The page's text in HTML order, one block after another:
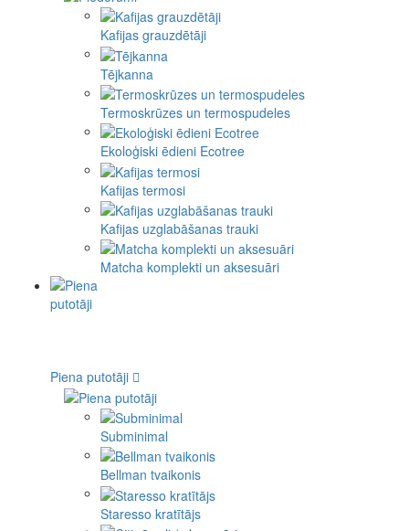
Kafijas grauzdētāji
Tējkanna
Termoskrūzes un termospudeles
Ekoloģiski ēdieni Ecotree
Kafijas termosi
Kafijas uzglabāšanas trauki
Matcha komplekti un aksesuāri
Piena putotāji
Subminimal
Bellman tvaikonis
Staresso kratītājs